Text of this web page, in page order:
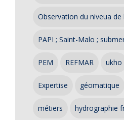
Observation du niveua de
PAPI ; Saint-Malo ;
PEM REFMAR ukho
Expertise géomatique
métiers hydrographie